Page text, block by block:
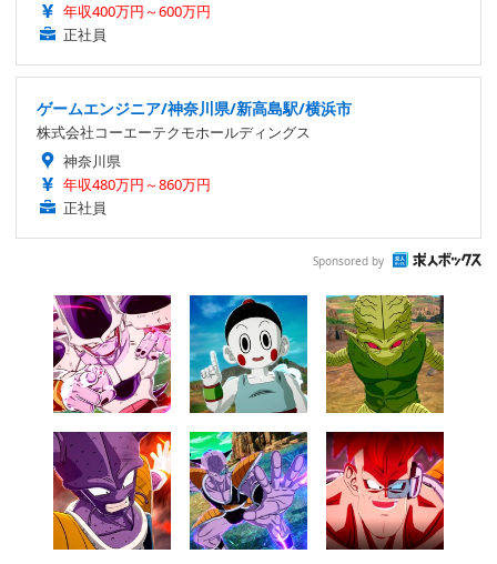
年収400万円～600万円
正社員
ゲームエンジニア/神奈川県/新高島駅/横浜市
株式会社コーエーテクモホールディングス
神奈川県
年収480万円～860万円
正社員
Sponsored by